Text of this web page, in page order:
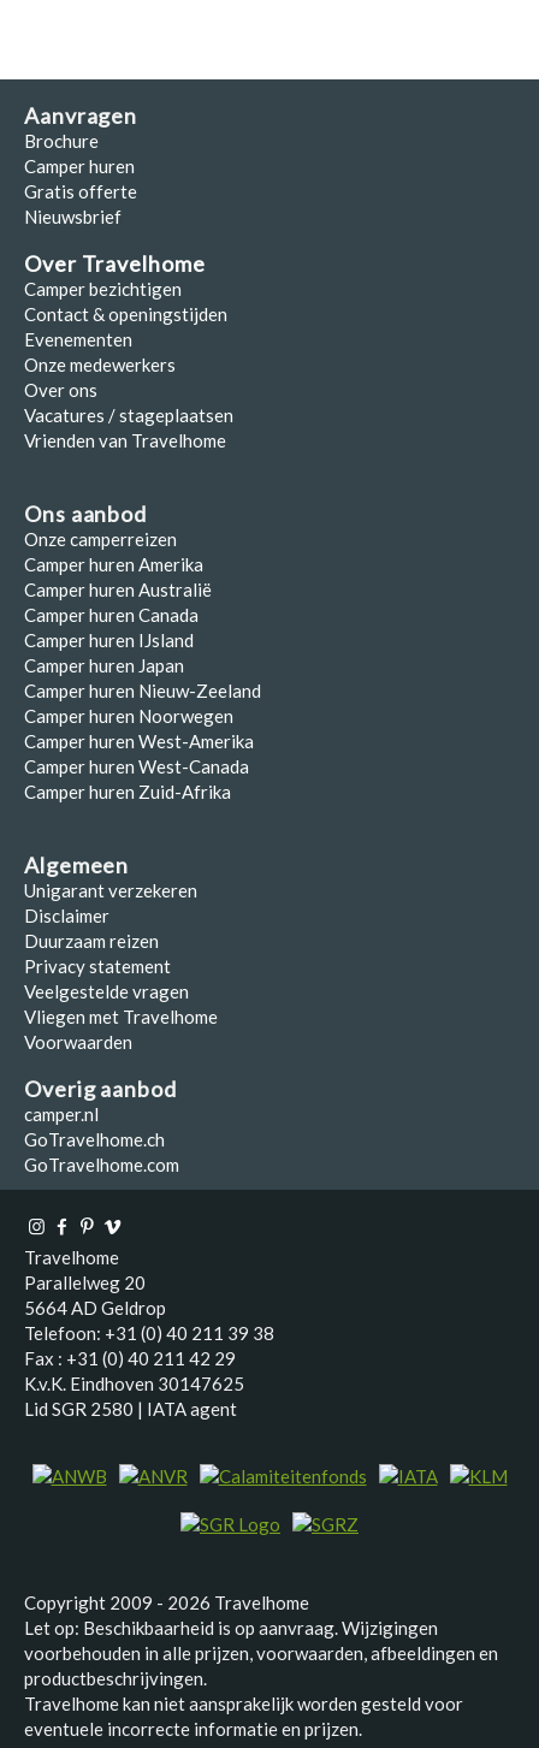
Aanvragen
Brochure
Camper huren
Gratis offerte
Nieuwsbrief
Over Travelhome
Camper bezichtigen
Contact & openingstijden
Evenementen
Onze medewerkers
Over ons
Vacatures / stageplaatsen
Vrienden van Travelhome
Ons aanbod
Onze camperreizen
Camper huren Amerika
Camper huren Australië
Camper huren Canada
Camper huren IJsland
Camper huren Japan
Camper huren Nieuw-Zeeland
Camper huren Noorwegen
Camper huren West-Amerika
Camper huren West-Canada
Camper huren Zuid-Afrika
Algemeen
Unigarant verzekeren
Disclaimer
Duurzaam reizen
Privacy statement
Veelgestelde vragen
Vliegen met Travelhome
Voorwaarden
Overig aanbod
camper.nl
GoTravelhome.ch
GoTravelhome.com
Travelhome
Parallelweg 20
5664 AD Geldrop
Telefoon: +31 (0) 40 211 39 38
Fax : +31 (0) 40 211 42 29
K.v.K. Eindhoven 30147625
Lid SGR 2580 | IATA agent
Copyright 2009 - 2026 Travelhome
Let op: Beschikbaarheid is op aanvraag. Wijzigingen
voorbehouden in alle prijzen, voorwaarden, afbeeldingen en
productbeschrijvingen.
Travelhome kan niet aansprakelijk worden gesteld voor
eventuele incorrecte informatie en prijzen.